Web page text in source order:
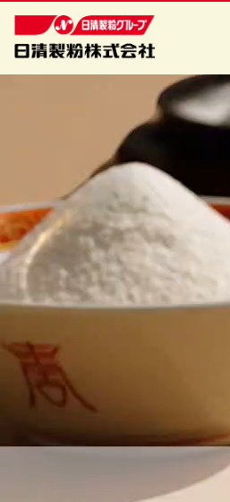
採用情報
日清製粉グループ
創・食Ｃｌｕｂ
企業情報
安全・安心への取り組み
ニュースリリース
「アミュリア」についてはこちら
安全・安心への取り組みはこちら
創・食Ｃｌｕｂについてはこちら